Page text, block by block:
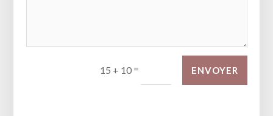
15 + 10= ENVOYER